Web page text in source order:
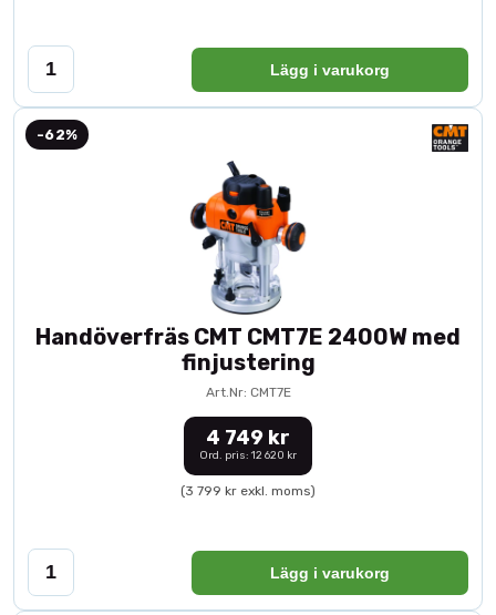
Lägg i varukorg
-62%
Handöverfräs CMT CMT7E 2400W med
finjustering
Art.Nr: CMT7E
4 749 kr
Ord. pris: 12 620 kr
(3 799 kr exkl. moms)
Lägg i varukorg